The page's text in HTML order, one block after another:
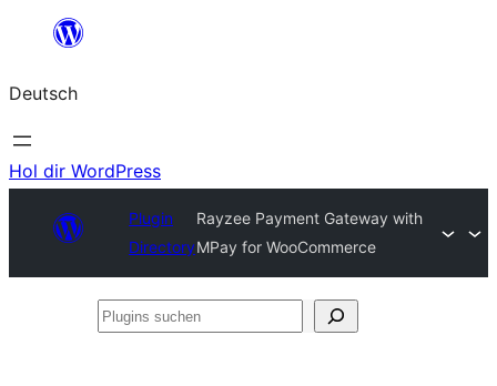
springen
Deutsch
Hol dir WordPress
Plugin
Directory
Rayzee Payment Gateway with
MPay for WooCommerce
Plugins